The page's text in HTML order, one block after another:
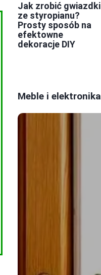
Jak zrobić gwiazdki
ze styropianu?
Prosty sposób na
efektowne
dekoracje DIY
Meble i elektronika